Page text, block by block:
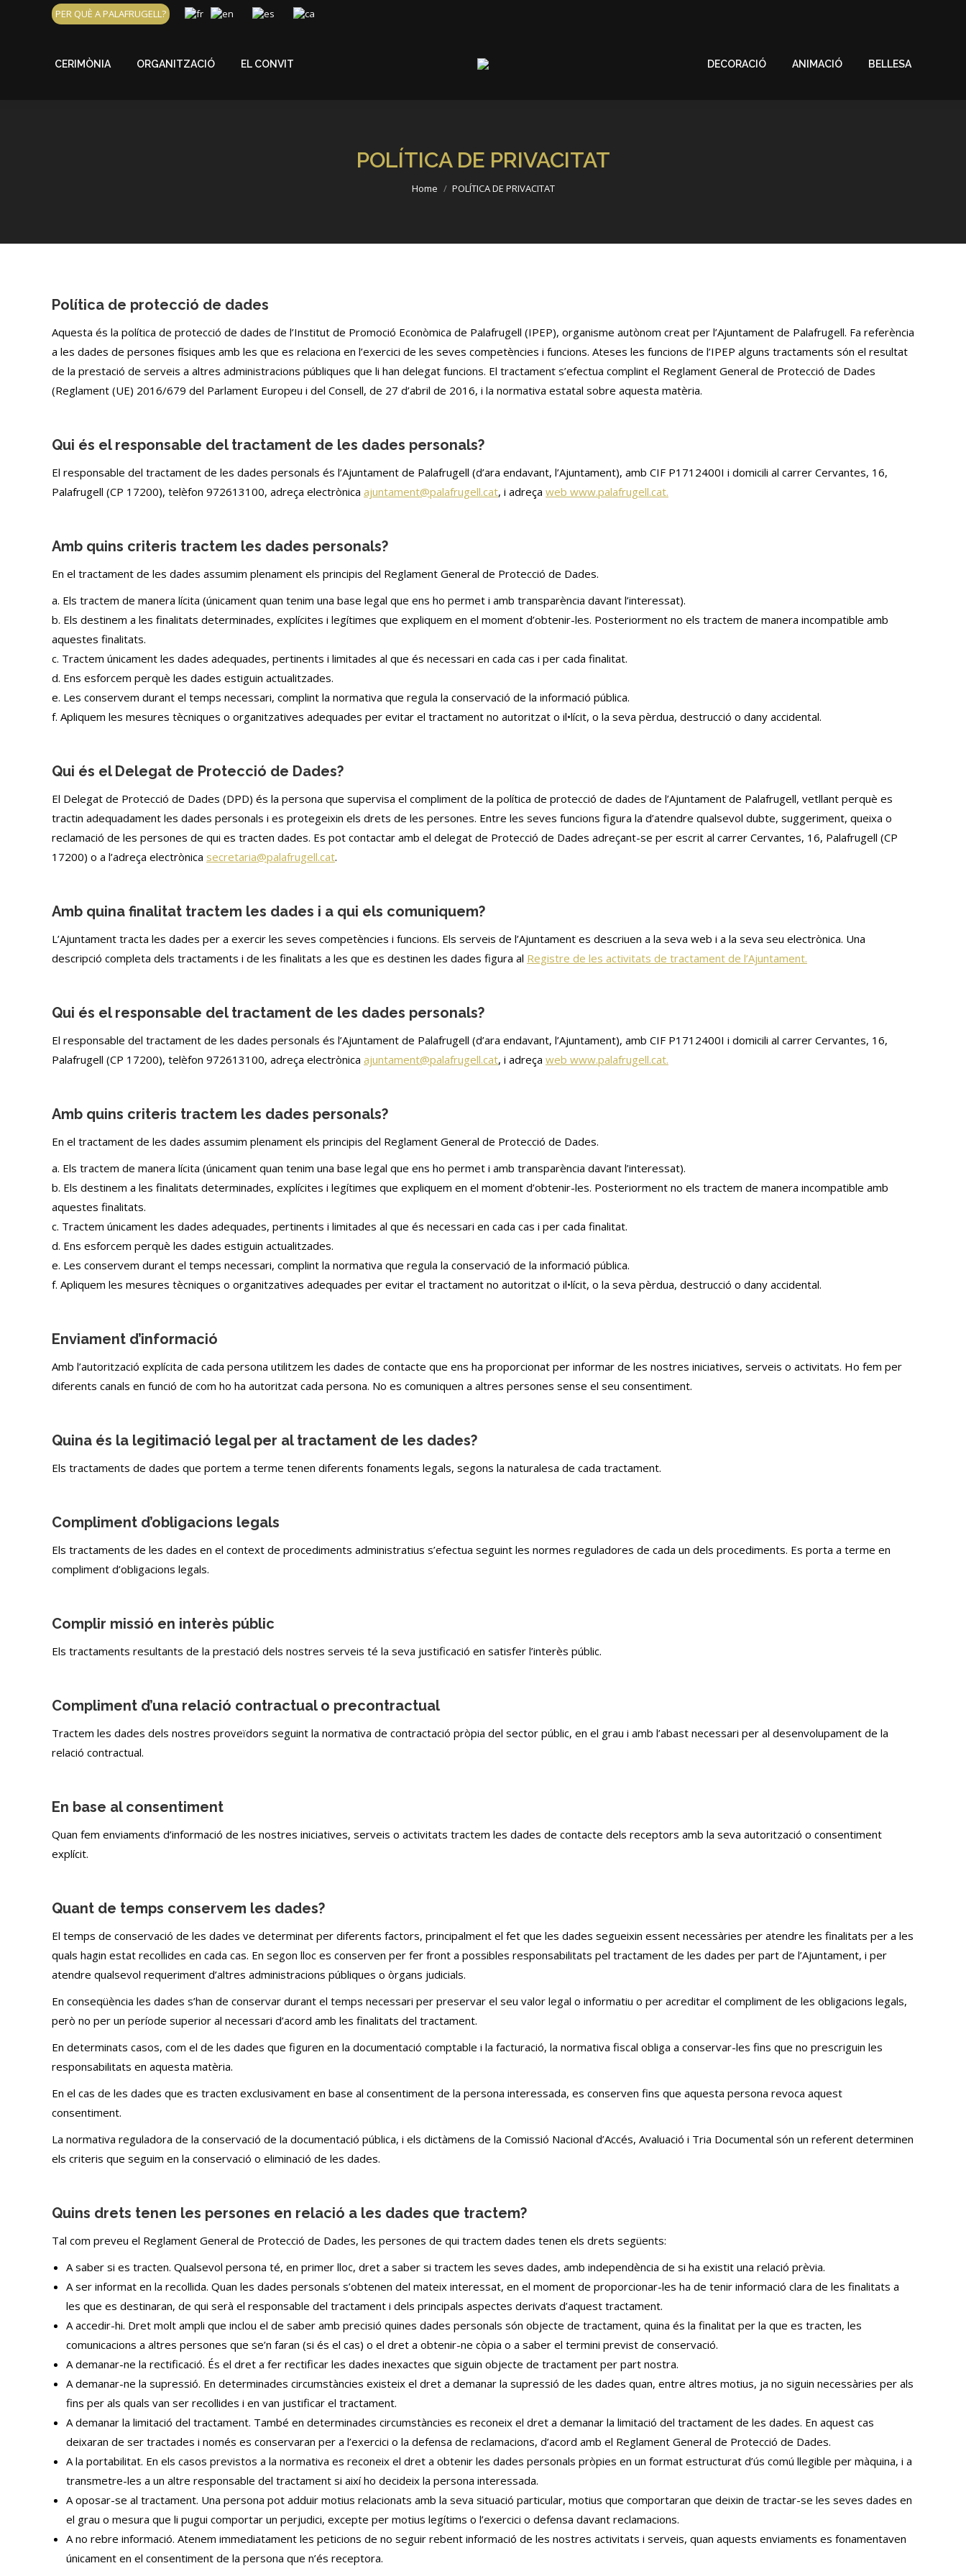
PER QUÈ A PALAFRUGELL?
CERIMÒNIA ORGANITZACIÓ EL CONVIT DECORACIÓ ANIMACIÓ BELLESA
POLÍTICA DE PRIVACITAT
You are here:
Home POLÍTICA DE PRIVACITAT
Política de protecció de dades
Aquesta és la política de protecció de dades de l’Institut de Promoció Econòmica de Palafrugell (IPEP), organisme autònom creat per l’Ajuntament de Palafrugell. Fa referència
a les dades de persones físiques amb les que es relaciona en l’exercici de les seves competències i funcions. Ateses les funcions de l’IPEP alguns tractaments són el resultat
de la prestació de serveis a altres administracions públiques que li han delegat funcions. El tractament s’efectua complint el Reglament General de Protecció de Dades
(Reglament (UE) 2016/679 del Parlament Europeu i del Consell, de 27 d’abril de 2016, i la normativa estatal sobre aquesta matèria.
Qui és el responsable del tractament de les dades personals?
El responsable del tractament de les dades personals és l’Ajuntament de Palafrugell (d’ara endavant, l’Ajuntament), amb CIF P1712400I i domicili al carrer Cervantes, 16,
Palafrugell (CP 17200), telèfon 972613100, adreça electrònica ajuntament@palafrugell.cat, i adreça web www.palafrugell.cat.
Amb quins criteris tractem les dades personals?
En el tractament de les dades assumim plenament els principis del Reglament General de Protecció de Dades.
a. Els tractem de manera lícita (únicament quan tenim una base legal que ens ho permet i amb transparència davant l’interessat).
b. Els destinem a les finalitats determinades, explícites i legítimes que expliquem en el moment d’obtenir-les. Posteriorment no els tractem de manera incompatible amb
aquestes finalitats.
c. Tractem únicament les dades adequades, pertinents i limitades al que és necessari en cada cas i per cada finalitat.
d. Ens esforcem perquè les dades estiguin actualitzades.
e. Les conservem durant el temps necessari, complint la normativa que regula la conservació de la informació pública.
f. Apliquem les mesures tècniques o organitzatives adequades per evitar el tractament no autoritzat o il•lícit, o la seva pèrdua, destrucció o dany accidental.
Qui és el Delegat de Protecció de Dades?
El Delegat de Protecció de Dades (DPD) és la persona que supervisa el compliment de la política de protecció de dades de l’Ajuntament de Palafrugell, vetllant perquè es
tractin adequadament les dades personals i es protegeixin els drets de les persones. Entre les seves funcions figura la d’atendre qualsevol dubte, suggeriment, queixa o
reclamació de les persones de qui es tracten dades. Es pot contactar amb el delegat de Protecció de Dades adreçant-se per escrit al carrer Cervantes, 16, Palafrugell (CP
17200) o a l’adreça electrònica secretaria@palafrugell.cat.
Amb quina finalitat tractem les dades i a qui els comuniquem?
L’Ajuntament tracta les dades per a exercir les seves competències i funcions. Els serveis de l’Ajuntament es descriuen a la seva web i a la seva seu electrònica. Una
descripció completa dels tractaments i de les finalitats a les que es destinen les dades figura al Registre de les activitats de tractament de l’Ajuntament.
Qui és el responsable del tractament de les dades personals?
El responsable del tractament de les dades personals és l’Ajuntament de Palafrugell (d’ara endavant, l’Ajuntament), amb CIF P1712400I i domicili al carrer Cervantes, 16,
Palafrugell (CP 17200), telèfon 972613100, adreça electrònica ajuntament@palafrugell.cat, i adreça web www.palafrugell.cat.
Amb quins criteris tractem les dades personals?
En el tractament de les dades assumim plenament els principis del Reglament General de Protecció de Dades.
a. Els tractem de manera lícita (únicament quan tenim una base legal que ens ho permet i amb transparència davant l’interessat).
b. Els destinem a les finalitats determinades, explícites i legítimes que expliquem en el moment d’obtenir-les. Posteriorment no els tractem de manera incompatible amb
aquestes finalitats.
c. Tractem únicament les dades adequades, pertinents i limitades al que és necessari en cada cas i per cada finalitat.
d. Ens esforcem perquè les dades estiguin actualitzades.
e. Les conservem durant el temps necessari, complint la normativa que regula la conservació de la informació pública.
f. Apliquem les mesures tècniques o organitzatives adequades per evitar el tractament no autoritzat o il•lícit, o la seva pèrdua, destrucció o dany accidental.
Enviament d’informació
Amb l’autorització explícita de cada persona utilitzem les dades de contacte que ens ha proporcionat per informar de les nostres iniciatives, serveis o activitats. Ho fem per
diferents canals en funció de com ho ha autoritzat cada persona. No es comuniquen a altres persones sense el seu consentiment.
Quina és la legitimació legal per al tractament de les dades?
Els tractaments de dades que portem a terme tenen diferents fonaments legals, segons la naturalesa de cada tractament.
Compliment d’obligacions legals
Els tractaments de les dades en el context de procediments administratius s’efectua seguint les normes reguladores de cada un dels procediments. Es porta a terme en
compliment d’obligacions legals.
Complir missió en interès públic
Els tractaments resultants de la prestació dels nostres serveis té la seva justificació en satisfer l’interès públic.
Compliment d’una relació contractual o precontractual
Tractem les dades dels nostres proveïdors seguint la normativa de contractació pròpia del sector públic, en el grau i amb l’abast necessari per al desenvolupament de la
relació contractual.
En base al consentiment
Quan fem enviaments d’informació de les nostres iniciatives, serveis o activitats tractem les dades de contacte dels receptors amb la seva autorització o consentiment
explícit.
Quant de temps conservem les dades?
El temps de conservació de les dades ve determinat per diferents factors, principalment el fet que les dades segueixin essent necessàries per atendre les finalitats per a les
quals hagin estat recollides en cada cas. En segon lloc es conserven per fer front a possibles responsabilitats pel tractament de les dades per part de l’Ajuntament, i per
atendre qualsevol requeriment d’altres administracions públiques o òrgans judicials.
En conseqüència les dades s’han de conservar durant el temps necessari per preservar el seu valor legal o informatiu o per acreditar el compliment de les obligacions legals,
però no per un període superior al necessari d’acord amb les finalitats del tractament.
En determinats casos, com el de les dades que figuren en la documentació comptable i la facturació, la normativa fiscal obliga a conservar-les fins que no prescriguin les
responsabilitats en aquesta matèria.
En el cas de les dades que es tracten exclusivament en base al consentiment de la persona interessada, es conserven fins que aquesta persona revoca aquest
consentiment.
La normativa reguladora de la conservació de la documentació pública, i els dictàmens de la Comissió Nacional d’Accés, Avaluació i Tria Documental són un referent determinen
els criteris que seguim en la conservació o eliminació de les dades.
Quins drets tenen les persones en relació a les dades que tractem?
Tal com preveu el Reglament General de Protecció de Dades, les persones de qui tractem dades tenen els drets següents:
A saber si es tracten. Qualsevol persona té, en primer lloc, dret a saber si tractem les seves dades, amb independència de si ha existit una relació prèvia.
A ser informat en la recollida. Quan les dades personals s’obtenen del mateix interessat, en el moment de proporcionar-les ha de tenir informació clara de les finalitats a
les que es destinaran, de qui serà el responsable del tractament i dels principals aspectes derivats d’aquest tractament.
A accedir-hi. Dret molt ampli que inclou el de saber amb precisió quines dades personals són objecte de tractament, quina és la finalitat per la que es tracten, les
comunicacions a altres persones que se’n faran (si és el cas) o el dret a obtenir-ne còpia o a saber el termini previst de conservació.
A demanar-ne la rectificació. És el dret a fer rectificar les dades inexactes que siguin objecte de tractament per part nostra.
A demanar-ne la supressió. En determinades circumstàncies existeix el dret a demanar la supressió de les dades quan, entre altres motius, ja no siguin necessàries per als
fins per als quals van ser recollides i en van justificar el tractament.
A demanar la limitació del tractament. També en determinades circumstàncies es reconeix el dret a demanar la limitació del tractament de les dades. En aquest cas
deixaran de ser tractades i només es conservaran per a l’exercici o la defensa de reclamacions, d’acord amb el Reglament General de Protecció de Dades.
A la portabilitat. En els casos previstos a la normativa es reconeix el dret a obtenir les dades personals pròpies en un format estructurat d’ús comú llegible per màquina, i a
transmetre-les a un altre responsable del tractament si així ho decideix la persona interessada.
A oposar-se al tractament. Una persona pot adduir motius relacionats amb la seva situació particular, motius que comportaran que deixin de tractar-se les seves dades en
el grau o mesura que li pugui comportar un perjudici, excepte per motius legítims o l’exercici o defensa davant reclamacions.
A no rebre informació. Atenem immediatament les peticions de no seguir rebent informació de les nostres activitats i serveis, quan aquests enviaments es fonamentaven
únicament en el consentiment de la persona que n’és receptora.
CERIMÒNIA ORGANITZACIÓ